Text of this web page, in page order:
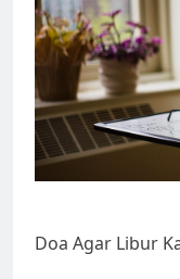
Doa Agar Libur